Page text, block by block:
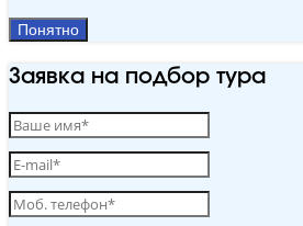
Понятно
Заявка на подбор тура